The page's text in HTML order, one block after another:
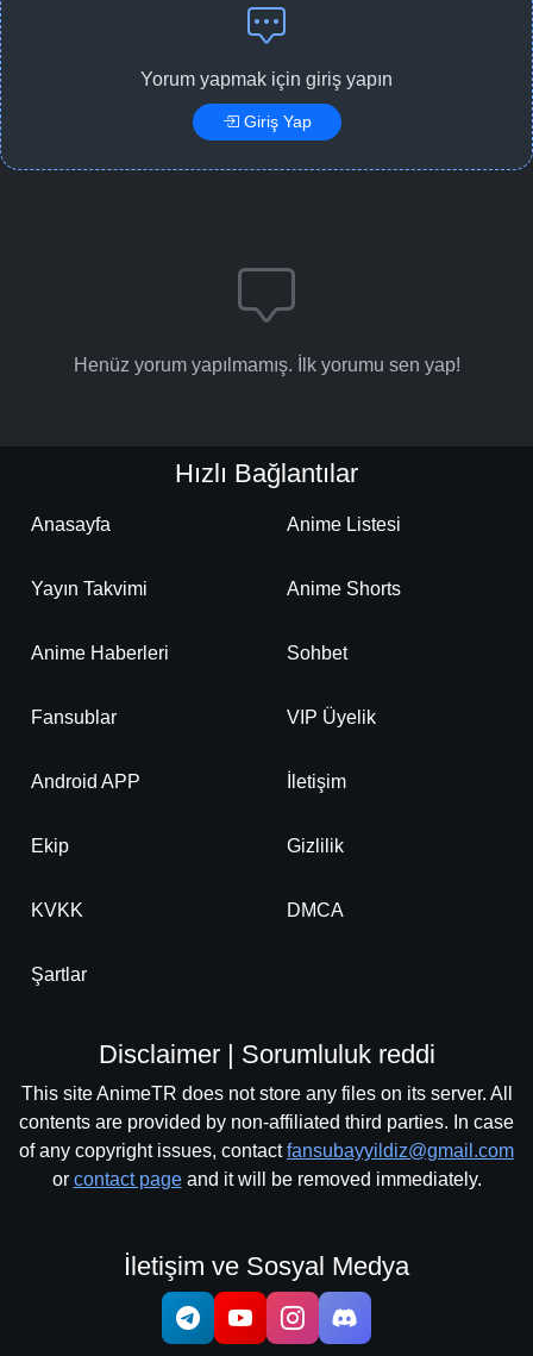
Yorum yapmak için giriş yapın
Giriş Yap
Henüz yorum yapılmamış. İlk yorumu sen yap!
Hızlı Bağlantılar
Anasayfa Anime Listesi
Yayın Takvimi Anime Shorts
Anime Haberleri Sohbet
Fansublar VIP Üyelik
Android APP İletişim
Ekip Gizlilik
KVKK DMCA
Şartlar
Disclaimer | Sorumluluk reddi
This site AnimeTR does not store any files on its server. All
contents are provided by non-affiliated third parties. In case
of any copyright issues, contactfansubayyildiz@gmail.com
or contact pageand it will be removed immediately.
İletişim ve Sosyal Medya